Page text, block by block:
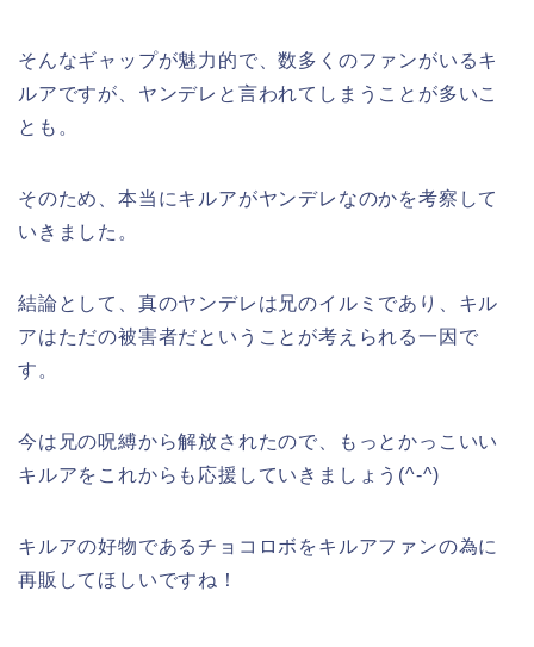
そんなギャップが魅力的で、数多くのファンがいるキ
ルアですが、ヤンデレと言われてしまうことが多いこ
とも。
そのため、本当にキルアがヤンデレなのかを考察して
いきました。
結論として、真のヤンデレは兄のイルミであり、キル
アはただの被害者だということが考えられる一因で
す。
今は兄の呪縛から解放されたので、もっとかっこいい
キルアをこれからも応援していきましょう(^-^)
キルアの好物であるチョコロボをキルアファンの為に
再販してほしいですね！